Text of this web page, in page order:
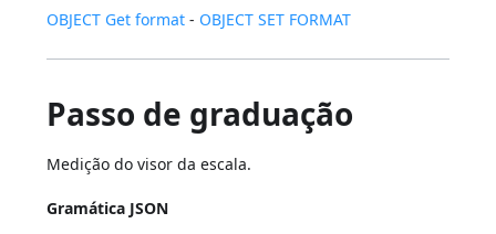
OBJECT Get format - OBJECT SET FORMAT
Passo de graduação
Medição do visor da escala.
Gramática JSON